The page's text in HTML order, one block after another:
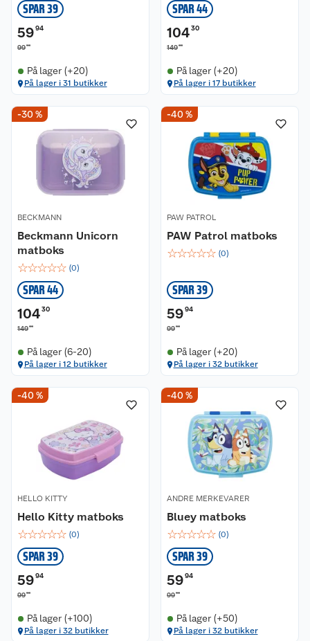
SPAR 39
5994
9990
På lager (+20)
På lager i 31 butikker
SPAR 44
10430
14900
På lager (+20)
På lager i 17 butikker
-30 %
BECKMANN
Beckmann Unicorn
matboks
☆☆☆☆☆ (0)
SPAR 44
10430
14900
På lager (6-20)
På lager i 12 butikker
-40 %
PAW PATROL
PAW Patrol matboks
☆☆☆☆☆ (0)
SPAR 39
5994
9990
På lager (+20)
På lager i 32 butikker
-40 %
HELLO KITTY
Hello Kitty matboks
☆☆☆☆☆ (0)
SPAR 39
5994
9990
På lager (+100)
På lager i 32 butikker
-40 %
ANDRE MERKEVARER
Bluey matboks
☆☆☆☆☆ (0)
SPAR 39
5994
9990
På lager (+50)
På lager i 32 butikker